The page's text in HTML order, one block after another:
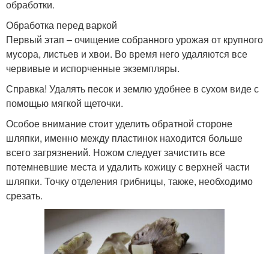
обработки.
Обработка перед варкой
Первый этап – очищение собранного урожая от крупного
мусора, листьев и хвои. Во время него удаляются все
червивые и испорченные экземпляры.
Справка! Удалять песок и землю удобнее в сухом виде с
помощью мягкой щеточки.
Особое внимание стоит уделить обратной стороне
шляпки, именно между пластинок находится больше
всего загрязнений. Ножом следует зачистить все
потемневшие места и удалить кожицу с верхней части
шляпки. Точку отделения грибницы, также, необходимо
срезать.